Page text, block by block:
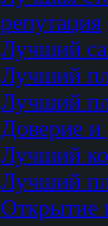
репутация
Лучший
Лучший
Лучший
Доверие и
Лучший
Лучший
Открытие